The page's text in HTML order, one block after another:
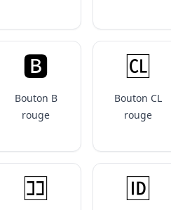
🅱️
Bouton B
rouge
🆑
Bouton CL
rouge
🈁 🆔